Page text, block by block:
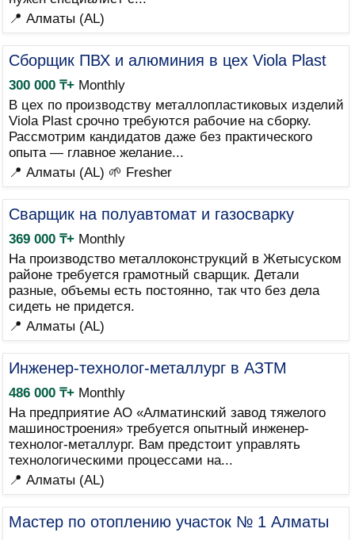
📍 Алматы (AL)
Сборщик ПВХ и алюминия в цех Viola Plast
300 000 ₸+Monthly
В цех по производству металлопластиковых изделий
Viola Plast срочно требуются рабочие на сборку.
Рассмотрим кандидатов даже без практического
опыта — главное желание...
📍 Алматы (AL) 🌱 Fresher
Сварщик на полуавтомат и газосварку
369 000 ₸+Monthly
На производство металлоконструкций в Жетысуском
районе требуется грамотный сварщик. Детали
разные, объемы есть постоянно, так что без дела
сидеть не придется.
📍 Алматы (AL)
Инженер-технолог-металлург в АЗТМ
486 000 ₸+Monthly
На предприятие АО «Алматинский завод тяжелого
машиностроения» требуется опытный инженер-
технолог-металлург. Вам предстоит управлять
технологическими процессами на...
📍 Алматы (AL)
Мастер по отоплению участок № 1 Алматы